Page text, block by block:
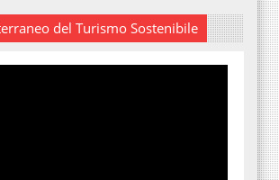
del Turismo Sostenibile